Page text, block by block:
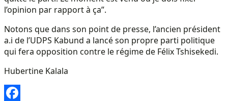
l’opinion par rapport à ça”.
Notons que dans son point de presse, l’ancien président
a.i de l’UDPS Kabund a lancé son propre parti politique
qui fera opposition contre le régime de Félix Tshisekedi.
Hubertine Kalala